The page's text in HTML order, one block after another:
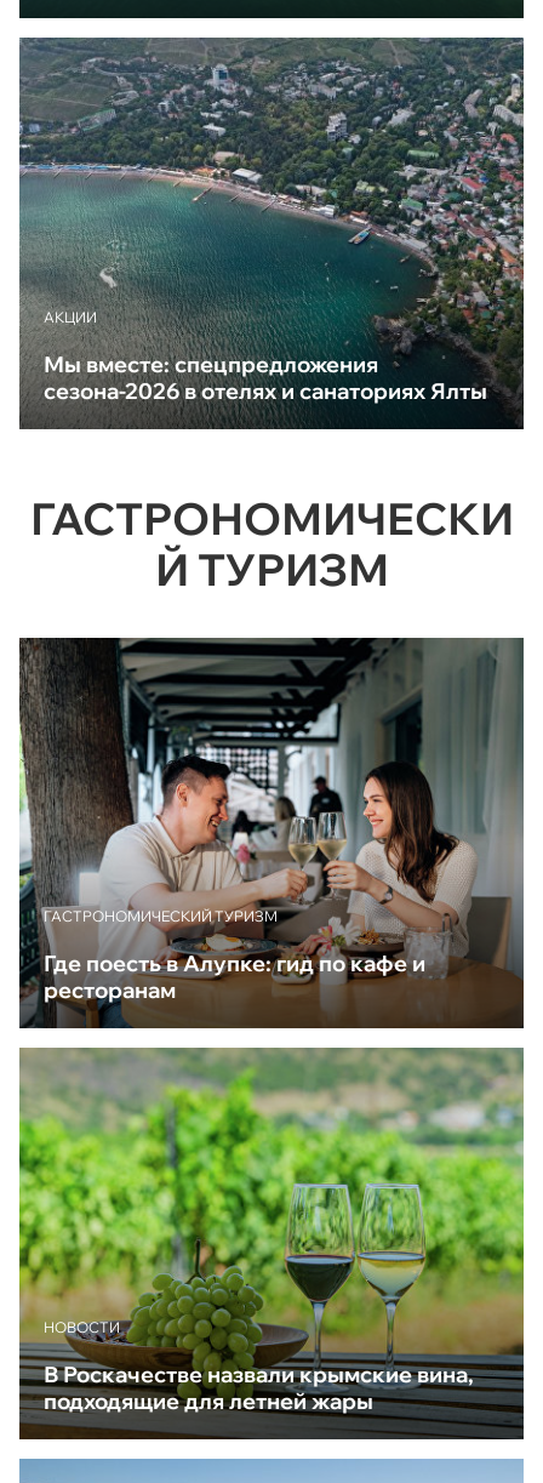
АКЦИИ
Мы вместе: спецпредложения
сезона-2026 в отелях и санаториях Ялты
ГАСТРОНОМИЧЕСКИ
Й ТУРИЗМ
ГАСТРОНОМИЧЕСКИЙ ТУРИЗМ
Где поесть в Алупке: гид по кафе и
ресторанам
НОВОСТИ
В Роскачестве назвали крымские вина,
подходящие для летней жары